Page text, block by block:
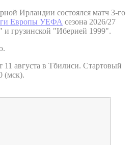
Ирландии состоялся матч 3-го
Европы УЕФА сезона 2026/27
грузинской "Иберией 1999".
11 августа в Тбилиси. Стартовый
(мск).